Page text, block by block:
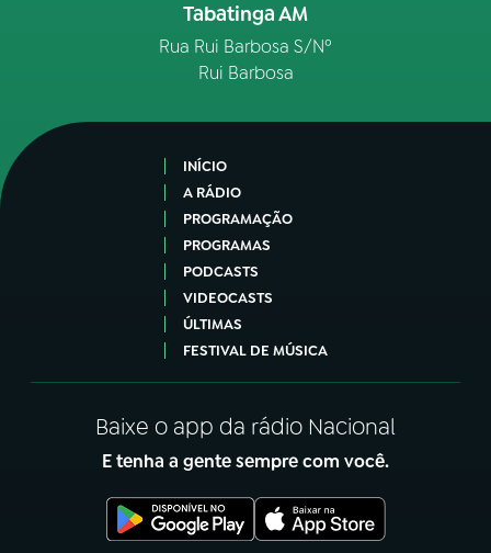
Tabatinga AM
Rua Rui Barbosa S/Nº
Rui Barbosa
INÍCIO
A RÁDIO
PROGRAMAÇÃO
PROGRAMAS
PODCASTS
VIDEOCASTS
ÚLTIMAS
FESTIVAL DE MÚSICA
Baixe o app da rádio Nacional
E tenha a gente sempre com você.